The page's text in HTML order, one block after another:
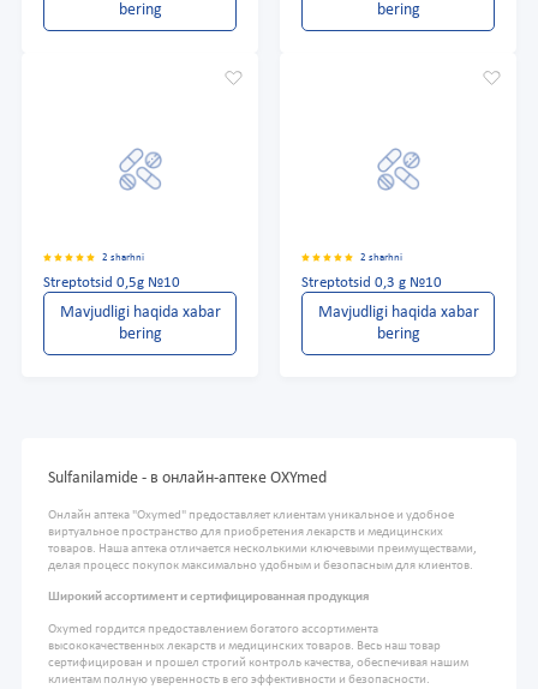
bering
bering
2 sharhni
Streptotsid 0,5g №10
Mavjudligi haqida xabar
bering
2 sharhni
Streptotsid 0,3 g №10
Mavjudligi haqida xabar
bering
Sulfanilamide - в онлайн-аптеке OXYmed
Онлайн аптека "Oxymed" предоставляет клиентам уникальное и удобное
виртуальное пространство для приобретения лекарств и медицинских
товаров. Наша аптека отличается несколькими ключевыми преимуществами,
делая процесс покупок максимально удобным и безопасным для клиентов.
Широкий ассортимент и сертифицированная продукция
Oxymed гордится предоставлением богатого ассортимента
высококачественных лекарств и медицинских товаров. Весь наш товар
сертифицирован и прошел строгий контроль качества, обеспечивая нашим
клиентам полную уверенность в его эффективности и безопасности.